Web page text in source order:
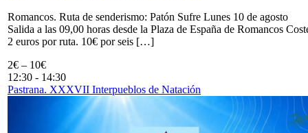
Romancos. Ruta de senderismo: Patón Sufre Lunes 10 de agosto
Salida a las 09,00 horas desde la Plaza de España de Romancos
2 euros por ruta. 10€ por seis […]
2€ – 10€
12:30 - 14:30
Pastrana. XXXVII Interpueblos de Natación